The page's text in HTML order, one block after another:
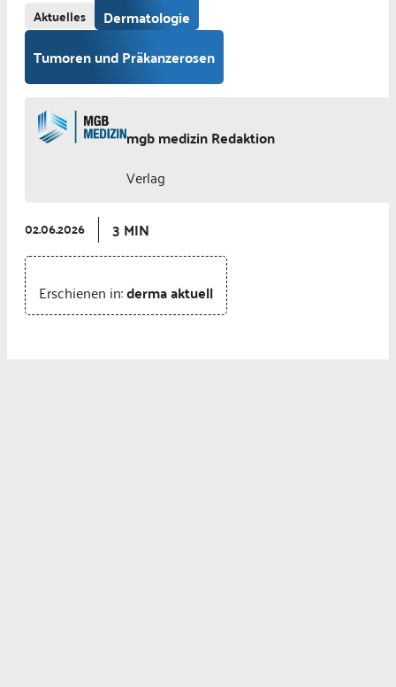
Aktuelles
Dermatologie
Tumoren und Präkanzerosen
mgb medizin Redaktion
Verlag
02.06.2026 3 MIN
Erschienen in:derma aktuell